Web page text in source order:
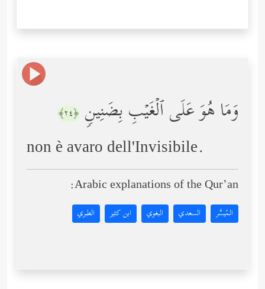
وَمَا هُوَ عَلَى ٱلۡغَیۡبِ بِضَنِینࣲ ﴿٢٤﴾
non è avaro dell'Invisibile.
Arabic explanations of the Qur’an:
المُيسَّر السعدي البغوي ابن كثير الطبري